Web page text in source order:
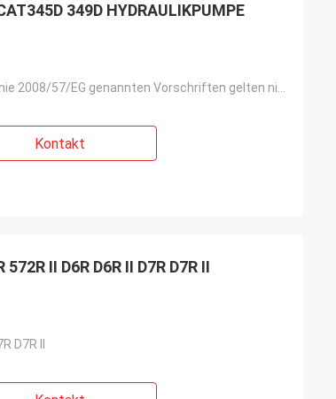
349D HYDRAULIKPUMPE
Kontakt
II D6R D6R II D7R D7R II
D7R II